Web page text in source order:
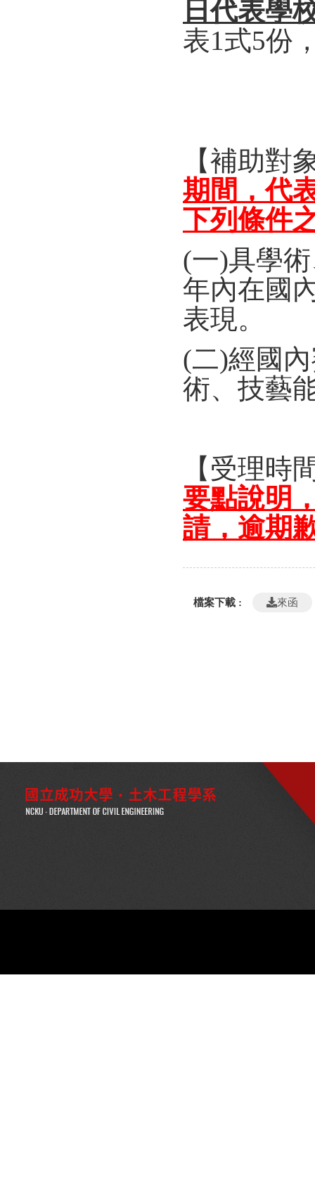
日代表學
表1式5份
【補助對
期間，代
下列條件
(一)具學
年內在國
表現。
(二)經國
術、技藝
【受理時
要點說明
請，逾期
檔案下載 : 來函